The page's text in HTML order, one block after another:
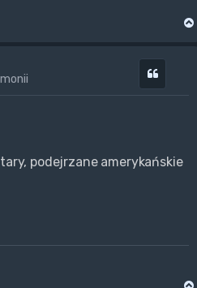
podejrzane amerykańskie